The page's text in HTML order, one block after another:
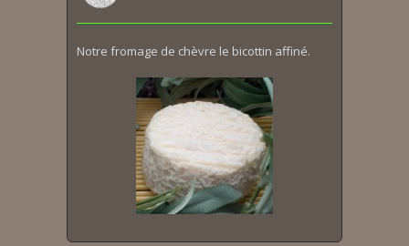
Notre fromage de chèvre le bicottin affiné.